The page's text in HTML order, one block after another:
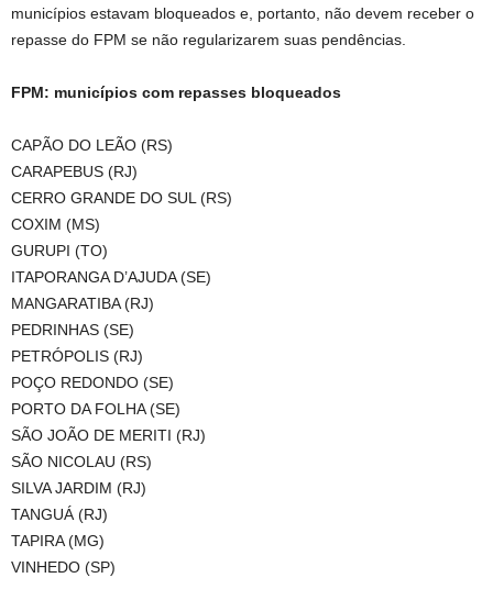
municípios estavam bloqueados e, portanto, não devem receber o
repasse do FPM se não regularizarem suas pendências.
FPM: municípios com repasses bloqueados
CAPÃO DO LEÃO (RS)
CARAPEBUS (RJ)
CERRO GRANDE DO SUL (RS)
COXIM (MS)
GURUPI (TO)
ITAPORANGA D’AJUDA (SE)
MANGARATIBA (RJ)
PEDRINHAS (SE)
PETRÓPOLIS (RJ)
POÇO REDONDO (SE)
PORTO DA FOLHA (SE)
SÃO JOÃO DE MERITI (RJ)
SÃO NICOLAU (RS)
SILVA JARDIM (RJ)
TANGUÁ (RJ)
TAPIRA (MG)
VINHEDO (SP)